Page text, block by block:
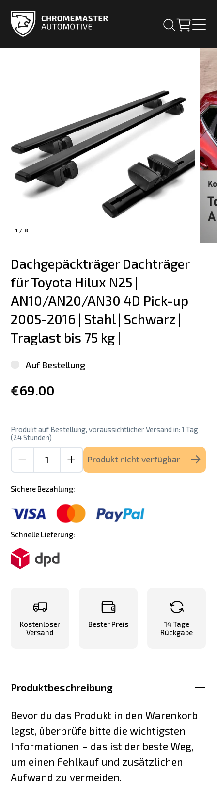
1 / 8
Dachgepäckträger Dachträger
für Toyota Hilux N25 |
AN10/AN20/AN30 4D Pick-up
2005-2016 | Stahl | Schwarz |
Traglast bis 75 kg |
Auf Bestellung
€69.00
Produkt auf Bestellung, voraussichtlicher Versand in: 1 Tag
(24 Stunden)
Produkt nicht verfügbar
Sichere Bezahlung:
Schnelle Lieferung:
Kostenloser
Versand
Bester Preis
14 Tage
Rückgabe
Produktbeschreibung
Bevor du das Produkt in den Warenkorb
legst, überprüfe bitte die wichtigsten
Informationen – das ist der beste Weg,
um einen Fehlkauf und zusätzlichen
Aufwand zu vermeiden.